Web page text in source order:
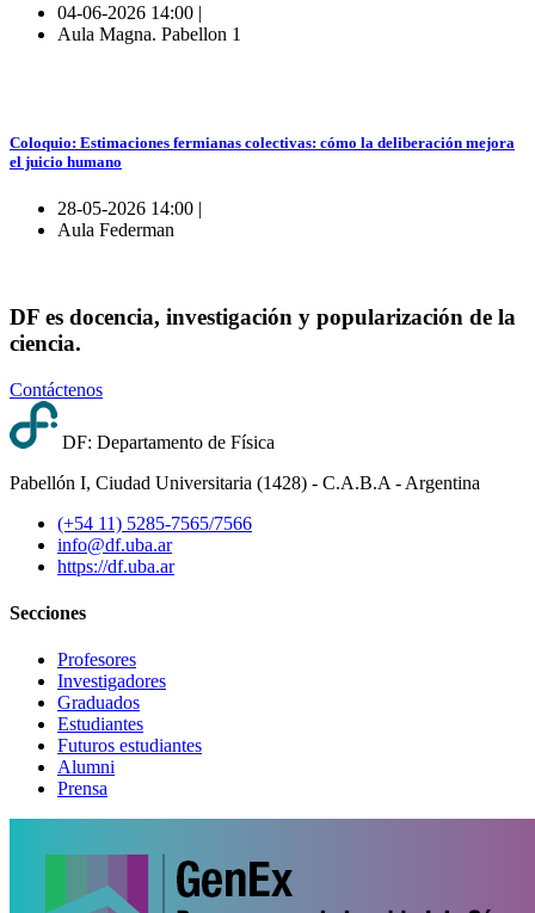
04-06-2026 14:00 |
Aula Magna. Pabellon 1
Coloquio: Estimaciones fermianas colectivas: cómo la deliberación mejora
el juicio humano
28-05-2026 14:00 |
Aula Federman
DF es docencia, investigación y popularización de la
ciencia.
Contáctenos
DF: Departamento de Física
Pabellón I, Ciudad Universitaria (1428) - C.A.B.A - Argentina
(+54 11) 5285-7565/7566
info@df.uba.ar
https://df.uba.ar
Secciones
Profesores
Investigadores
Graduados
Estudiantes
Futuros estudiantes
Alumni
Prensa